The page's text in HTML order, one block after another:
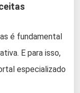
é fundamental
E para isso,
especializado